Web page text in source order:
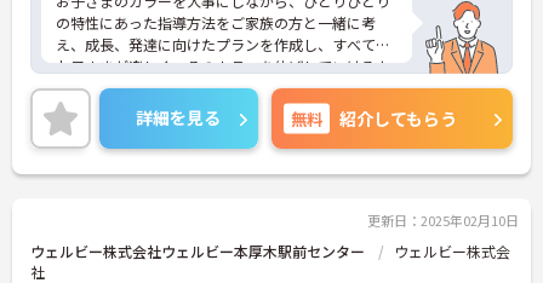
の特性にあった指導方法をご家族の方と一緒に考
え、成長、発達に向けたプランを作成し、すべての
お子さまが楽しく、そのカラーを伸ばしていけるよ
うに、各専門職が一眼となり全力でサポートしてい
ます。充実したワークライフバランスのもと、将来
的にもライフイベントを乗り越えて活躍できる環境
が整っており安心して長くご就業いただけます。子
どもが好きで子どもと関わる仕事をしたい方、育児
方、新しいことにチャレンジしていきたいという志
向性のある方などのご応募歓迎です。
ご興味ある方には、面接のポイントなど、さらに詳
詳細を見る 無料 紹介してもらう
更新日：2025年02月10日
ウェルビー株式会社ウェルビー本厚木駅前センター
ウェルビー株式会
社